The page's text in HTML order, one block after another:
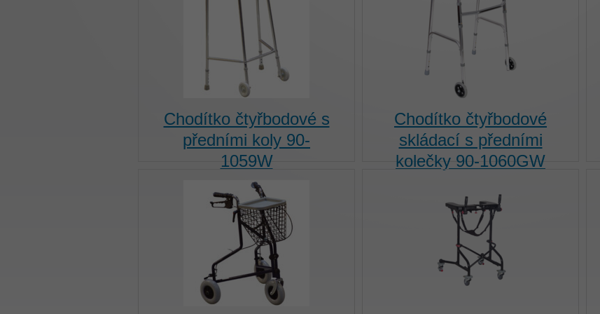
Chodítko čtyřbodové s
předními koly 90-
1059W
Chodítko čtyřbodové
skládací s předními
kolečky 90-1060GW